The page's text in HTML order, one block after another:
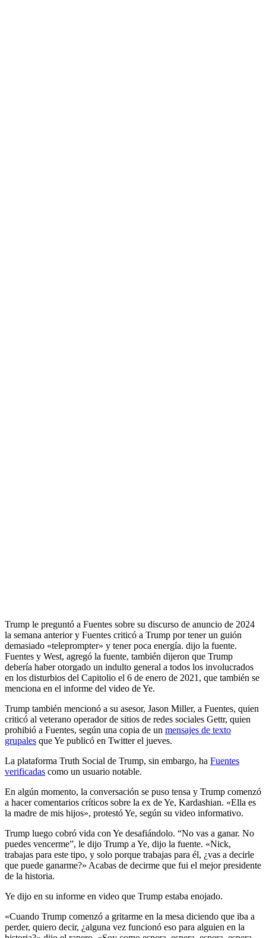
Trump le preguntó a Fuentes sobre su discurso de anuncio de 2024
la semana anterior y Fuentes criticó a Trump por tener un guión
demasiado «teleprompter» y tener poca energía. dijo la fuente.
Fuentes y West, agregó la fuente, también dijeron que Trump
debería haber otorgado un indulto general a todos los involucrados
en los disturbios del Capitolio el 6 de enero de 2021, que también se
menciona en el informe del video de Ye.
Trump también mencionó a su asesor, Jason Miller, a Fuentes, quien
criticó al veterano operador de sitios de redes sociales Gettr, quien
prohibió a Fuentes, según una copia de un mensajes de texto
grupales que Ye publicó en Twitter el jueves.
La plataforma Truth Social de Trump, sin embargo, ha Fuentes
verificadas como un usuario notable.
En algún momento, la conversación se puso tensa y Trump comenzó
a hacer comentarios críticos sobre la ex de Ye, Kardashian. «Ella es
la madre de mis hijos», protestó Ye, según su video informativo.
Trump luego cobró vida con Ye desafiándolo. “No vas a ganar. No
puedes vencerme”, le dijo Trump a Ye, dijo la fuente. «Nick,
trabajas para este tipo, y solo porque trabajas para él, ¿vas a decirle
que puede ganarme?» Acabas de decirme que fui el mejor presidente
de la historia.
Ye dijo en su informe en video que Trump estaba enojado.
«Cuando Trump comenzó a gritarme en la mesa diciendo que iba a
perder, quiero decir, ¿alguna vez funcionó eso para alguien en la